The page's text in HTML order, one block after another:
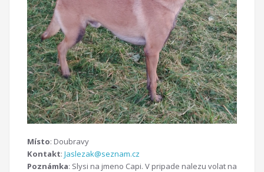
Místo: Doubravy
Kontakt: Jaslezak@seznam.cz
Poznámka: Slysi na jmeno Capi. V pripade nalezu volat na